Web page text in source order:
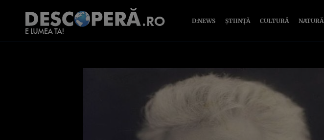
D:NEWS ȘTIINȚĂ CULTURĂ NATURĂ